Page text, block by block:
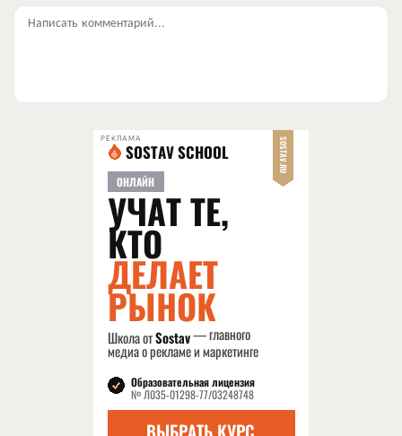
Написать комментарий...
РЕКЛАМА